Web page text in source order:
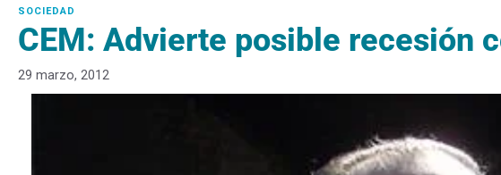
CEM: Advierte posible recesión
29 marzo, 2012